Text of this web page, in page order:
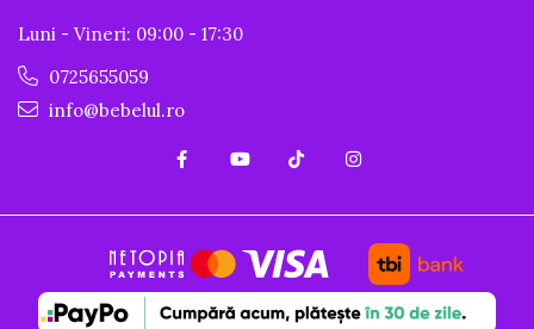
Luni - Vineri: 09:00 - 17:30
0725655059
info@bebelul.ro